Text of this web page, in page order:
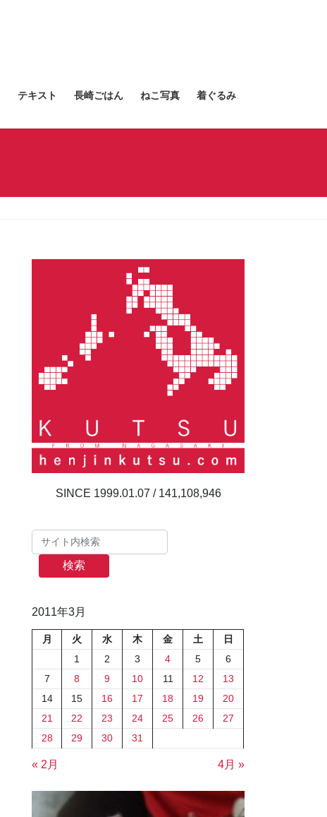
テキスト 長崎ごはん ねこ写真 着ぐるみ
141,108,946
検索
2011年3月
月 火 水 木 金 土
日
1
2 3 4 5
6
7
8 9 10 11 12
13
14
15 16 17 18 19
20
21
22 23 24 25 26
27
28
29 30 31
« 2月 4月 »